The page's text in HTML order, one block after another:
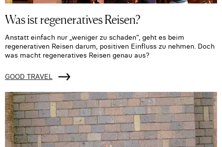
Was ist regeneratives Reisen?
Anstatt einfach nur „weniger zu schaden“, geht es beim
regenerativen Reisen darum, positiven Einfluss zu nehmen. Doch
was macht regeneratives Reisen genau aus?
GOOD TRAVEL